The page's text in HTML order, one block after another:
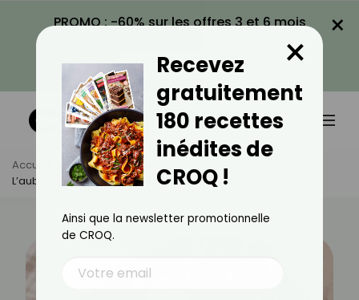
PROMO : -60% sur les offres 3 et 6 mois
VOIR LA PROMO
×
Accueil Actus
Minceur
L’aubépine Pour Maigrir : Mythe Ou Alliée Minceur ?
Recevez
gratuitement
180 recettes
inédites de
CROQ !
×
Ainsi que la newsletter promotionnelle
de CROQ.